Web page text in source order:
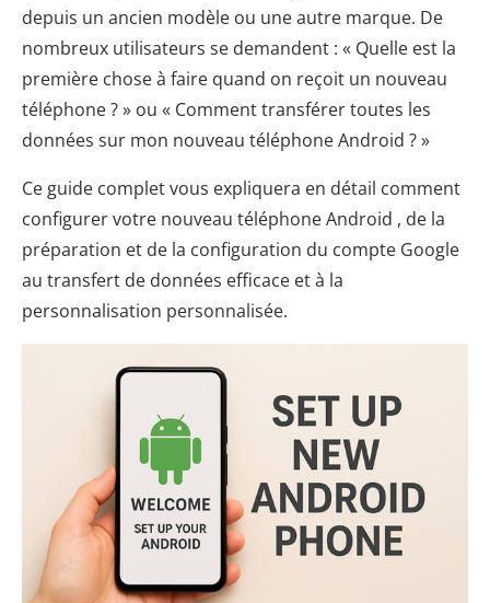
depuis un ancien modèle ou une autre marque. De
nombreux utilisateurs se demandent : « Quelle est la
première chose à faire quand on reçoit un nouveau
téléphone ? » ou « Comment transférer toutes les
données sur mon nouveau téléphone Android ? »
Ce guide complet vous expliquera en détail comment
configurer votre nouveau téléphone Android , de la
préparation et de la configuration du compte Google
au transfert de données efficace et à la
personnalisation personnalisée.